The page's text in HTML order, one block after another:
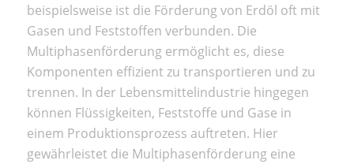
beispielsweise ist die Förderung von Erdöl oft mit
Gasen und Feststoffen verbunden. Die
Multiphasenförderung ermöglicht es, diese
Komponenten effizient zu transportieren und zu
trennen. In der Lebensmittelindustrie hingegen
können Flüssigkeiten, Feststoffe und Gase in
einem Produktionsprozess auftreten. Hier
gewährleistet die Multiphasenförderung eine